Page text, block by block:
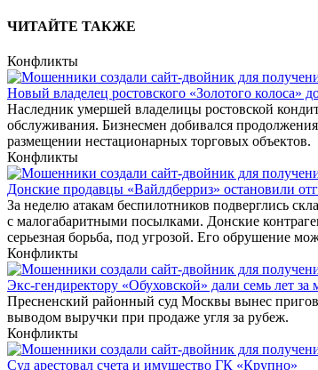
ЧИТАЙТЕ ТАКЖЕ
Конфликты
Новый владелец ростовского «Золотого колоса»
Наследник умершей владелицы ростовской
обслуживания. Бизнесмен добивался
размещении нестационарных торговых объектов.
Конфликты
Донские продавцы «Вайлдберриз» остановили
За неделю атакам беспилотников подверглись
с малогабаритными посылками. Донские
серьезная борьба, под угрозой. Его обрушение
Конфликты
Экс-гендиректору «Обуховской» дали семь лет за
Пресненский районный суд Москвы вынес
выводом выручки при продаже угля за рубеж.
Конфликты
Суд арестовал счета и имущество ГК «Крупно»